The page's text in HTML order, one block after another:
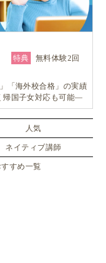
特典
無料体験2回
「海外校合格」の実績
帰国子女対応も可能―
for Kids｜ブライトリ
人気
ネイティブ講師
すめ一覧